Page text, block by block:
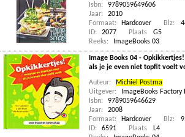
Isbn:
9789059649606
Jaar:
2010
Formaat:
Hardcover Blz:
ID:
2077 Plaats
G5
Reeks:
ImageBooks 03
Image Books 04 -
als je je even niet topfit voelt
Auteur:
Michiel Postma
Uitgever:
ImageBooks Factory
Isbn:
9789059646629
Jaar:
2008
Formaat:
Hardcover Blz:
ID:
6591 Plaats
L4